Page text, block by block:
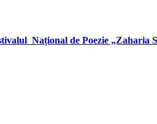
Național de Poezie „Zaharia